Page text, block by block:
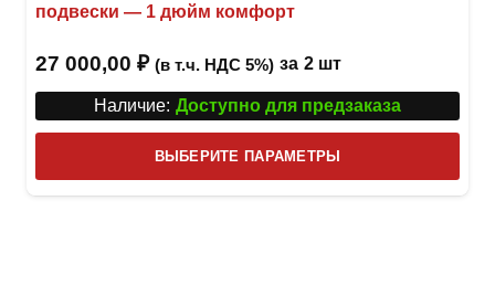
подвески — 1 дюйм комфорт
27 000,00 ₽ (в т.ч. НДС 5%) за 2 шт
Наличие: Доступно для предзаказа
ВЫБЕРИТЕ ПАРАМЕТРЫ
товар